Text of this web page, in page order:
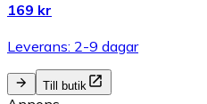
169 kr
Leverans: 2-9 dagar
Till butik